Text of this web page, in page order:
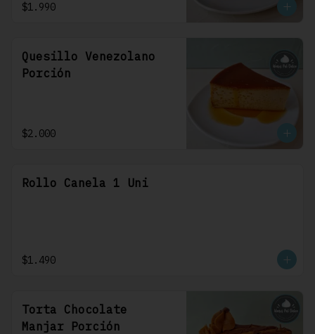
$1.990
Quesillo Venezolano
Porción
$2.000
Rollo Canela 1 Uni
$1.490
Torta Chocolate
Manjar Porción